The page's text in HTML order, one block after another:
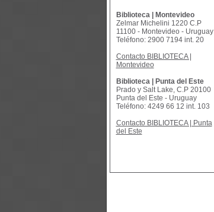
Biblioteca | Montevideo
Zelmar Michelini 1220 C.P
11100 - Montevideo - Uruguay
Teléfono: 2900 7194 int. 20
Contacto BIBLIOTECA |
Montevideo
Biblioteca | Punta del Este
Prado y Salt Lake, C.P 20100
Punta del Este - Uruguay
Teléfono: 4249 66 12 int. 103
Contacto BIBLIOTECA | Punta
del Este